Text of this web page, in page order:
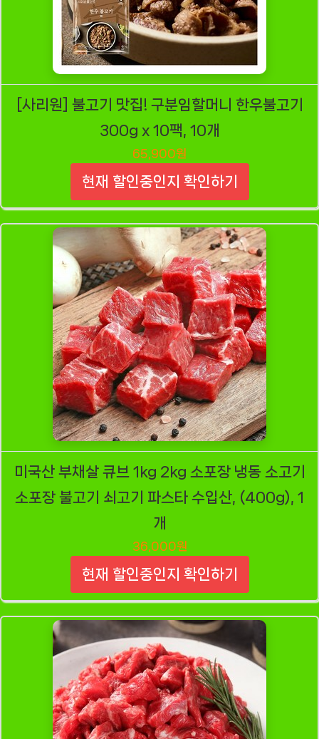
[사리원] 불고기 맛집! 구분임할머니 한우불고기
300g x 10팩, 10개
65,900원
현재 할인중인지 확인하기
미국산 부채살 큐브 1kg 2kg 소포장 냉동 소고기
소포장 불고기 쇠고기 파스타 수입산, (400g), 1
개
36,000원
현재 할인중인지 확인하기